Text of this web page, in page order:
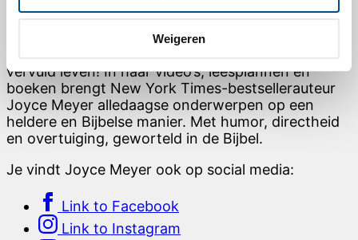
Weigeren
vervuld leven! In haar video’s, leesplannen en
boeken brengt New York Times-bestsellerauteur
Joyce Meyer alledaagse onderwerpen op een
heldere en Bijbelse manier. Met humor, directheid
en overtuiging, geworteld in de Bijbel.
Je vindt Joyce Meyer ook op social media:
Link to Facebook
Link to Instagram